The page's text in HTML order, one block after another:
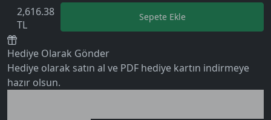
0 değerlendirme
2,616.38
TL
Sepete Ekle
Hediye Olarak Gönder
Hediye olarak satın al ve PDF hediye kartın indirmeye
hazır olsun.